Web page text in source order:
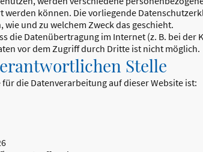
können. Die vorliegende
wie und zu welchem Zweck das geschieht.
die Datenübertragung im Internet (z. B. bei
vor dem Zugriff durch Dritte ist nicht möglich.
Stelle
die Datenverarbeitung auf dieser Website ist: